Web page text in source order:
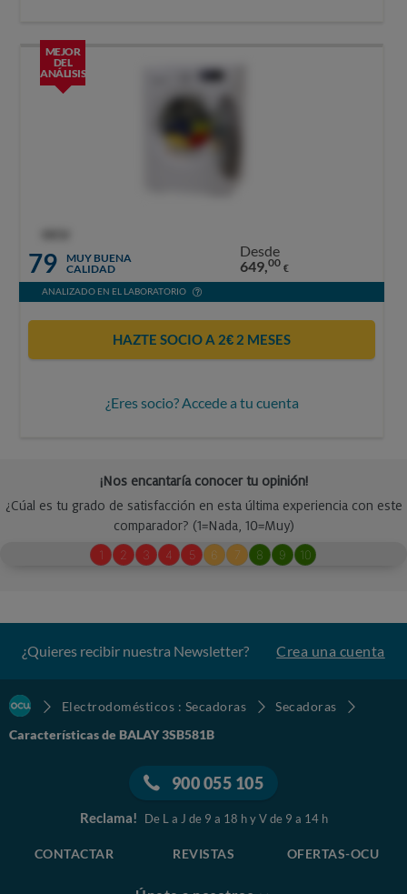
MEJOR
DEL
ANÁLISIS
79
MUY BUENA
CALIDAD
Desde
649,00 €
ANALIZADO EN EL LABORATORIO
HAZTE SOCIO A 2€ 2 MESES
¿Eres socio? Accede a tu cuenta
¿Quieres recibir nuestra Newsletter? Crea una cuenta
Electrodomésticos : Secadoras
Secadoras
Características de BALAY 3SB581B
900 055 105
Reclama! De L a J de 9 a 18 h y V de 9 a 14 h
CONTACTAR REVISTAS OFERTAS-OCU